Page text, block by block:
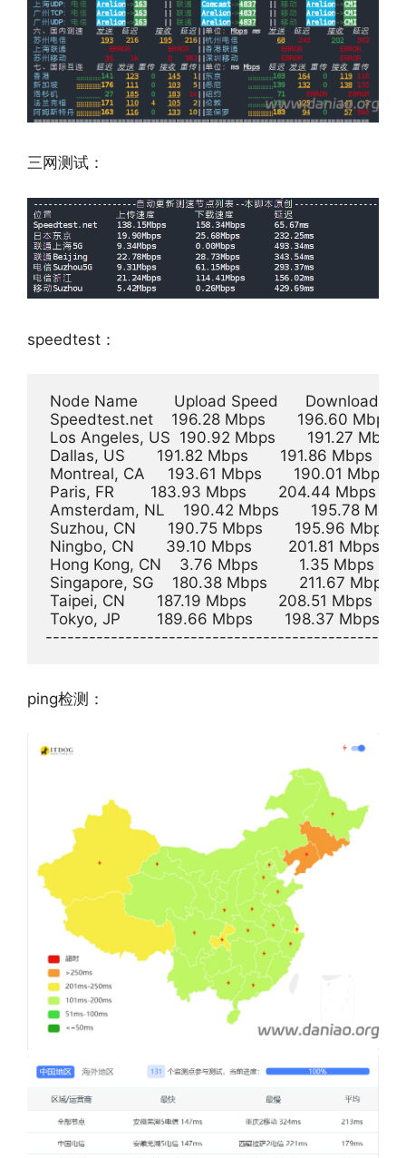
三网测试：
speedtest：
Node Name        Upload Speed      Download
Speedtest.net    196.28 Mbps       196.60
Los Angeles, US  190.92 Mbps       191.27
Dallas, US       191.82 Mbps       191.86 Mbps
Montreal, CA     193.61 Mbps       190.01
Paris, FR        183.93 Mbps       204.44 Mbps
Amsterdam, NL    190.42 Mbps       195.78
Suzhou, CN       190.75 Mbps       195.96
Ningbo, CN       39.10 Mbps        201.81 Mbps
Hong Kong, CN    3.76 Mbps         1.35 Mbps
Singapore, SG    180.38 Mbps       211.67
Taipei, CN       187.19 Mbps       208.51 Mbps
Tokyo, JP        189.66 Mbps       198.37 Mbps
ping检测：